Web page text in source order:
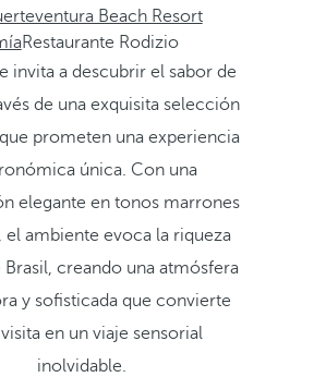
Beach Resort
Restaurante Rodizio
invita a descubrir el sabor de
de una exquisita selección
prometen una experiencia
única. Con una
elegante en tonos marrones
el ambiente evoca la riqueza
Brasil, creando una atmósfera
y sofisticada que convierte
en un viaje sensorial
inolvidable.